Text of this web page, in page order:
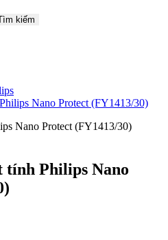
kiếm
Nano Protect (FY1413/30)
tính Philips Nano